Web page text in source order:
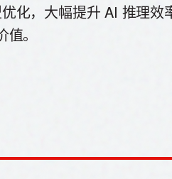
化，大幅提升 AI 推理效
。